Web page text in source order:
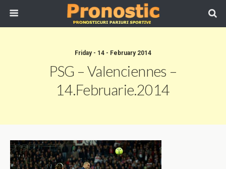
Friday - 14 - February 2014
PSG – Valenciennes –
14.Februarie.2014